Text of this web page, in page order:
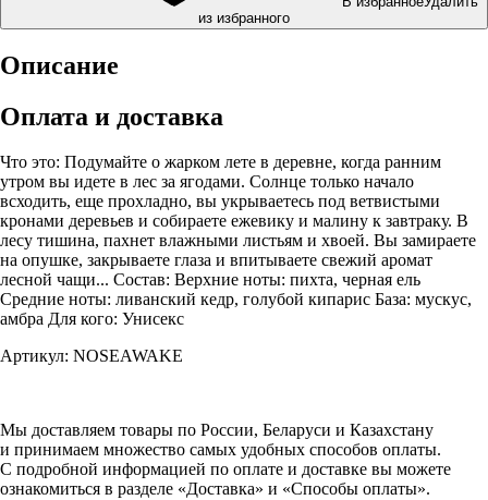
из избранного
Описание
Оплата и доставка
Что это: Подумайте о жарком лете в деревне, когда ранним
утром вы идете в лес за ягодами. Солнце только начало
всходить, еще прохладно, вы укрываетесь под ветвистыми
кронами деревьев и собираете ежевику и малину к завтраку. В
лесу тишина, пахнет влажными листьям и хвоей. Вы замираете
на опушке, закрываете глаза и впитываете свежий аромат
лесной чащи... Состав: Верхние ноты: пихта, черная ель
Средние ноты: ливанский кедр, голубой кипарис База: мускус,
амбра Для кого: Унисекс
Артикул: NOSEAWAKE
Мы доставляем товары по России, Беларуси и Казахстану
и принимаем множество самых удобных способов оплаты.
С подробной информацией по оплате и доставке вы можете
ознакомиться в разделе «Доставка» и «Способы оплаты».